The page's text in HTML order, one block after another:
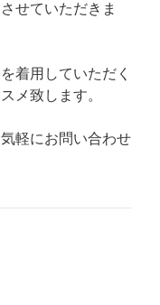
せていただきま
着用していただく
メ致します。
軽にお問い合わせ